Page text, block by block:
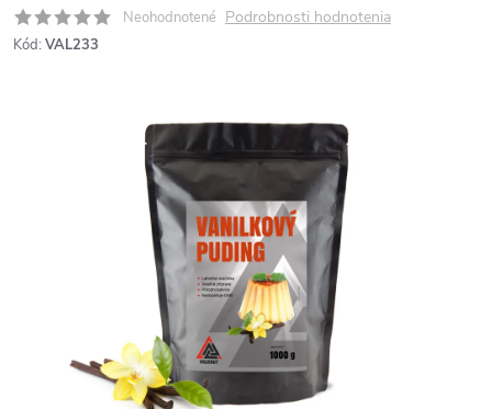
Neohodnotené Podrobnosti hodnotenia
Kód: VAL233